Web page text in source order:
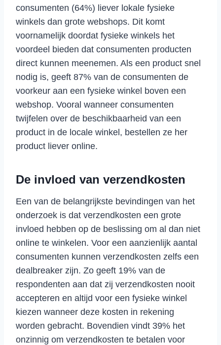
consumenten (64%) liever lokale fysieke
winkels dan grote webshops. Dit komt
voornamelijk doordat fysieke winkels het
voordeel bieden dat consumenten producten
direct kunnen meenemen. Als een product snel
nodig is, geeft 87% van de consumenten de
voorkeur aan een fysieke winkel boven een
webshop. Vooral wanneer consumenten
twijfelen over de beschikbaarheid van een
product in de locale winkel, bestellen ze her
product liever online.
De invloed van verzendkosten
Een van de belangrijkste bevindingen van het
onderzoek is dat verzendkosten een grote
invloed hebben op de beslissing om al dan niet
online te winkelen. Voor een aanzienlijk aantal
consumenten kunnen verzendkosten zelfs een
dealbreaker zijn. Zo geeft 19% van de
respondenten aan dat zij verzendkosten nooit
accepteren en altijd voor een fysieke winkel
kiezen wanneer deze kosten in rekening
worden gebracht. Bovendien vindt 39% het
onzinnig om verzendkosten te betalen voor